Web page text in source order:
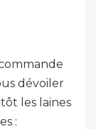
dévoiler
les laines
: